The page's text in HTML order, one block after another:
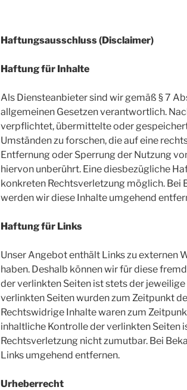
Haftungsausschluss (Disclaimer)
Haftung für Inhalte
Als Diensteanbieter sind wir gemäß § 7
allgemeinen Gesetzen verantwortlich.
verpflichtet, übermittelte oder
Umständen zu forschen, die auf eine
Entfernung oder Sperrung der Nutzung
hiervon unberührt. Eine diesbezügliche
konkreten Rechtsverletzung möglich. Bei
werden wir diese Inhalte umgehend
Haftung für Links
Unser Angebot enthält Links zu externen
haben. Deshalb können wir für diese
der verlinkten Seiten ist stets der
verlinkten Seiten wurden zum Zeitpunkt
Rechtswidrige Inhalte waren zum
inhaltliche Kontrolle der verlinkten Seiten
Rechtsverletzung nicht zumutbar. Bei
Links umgehend entfernen.
Urheberrecht